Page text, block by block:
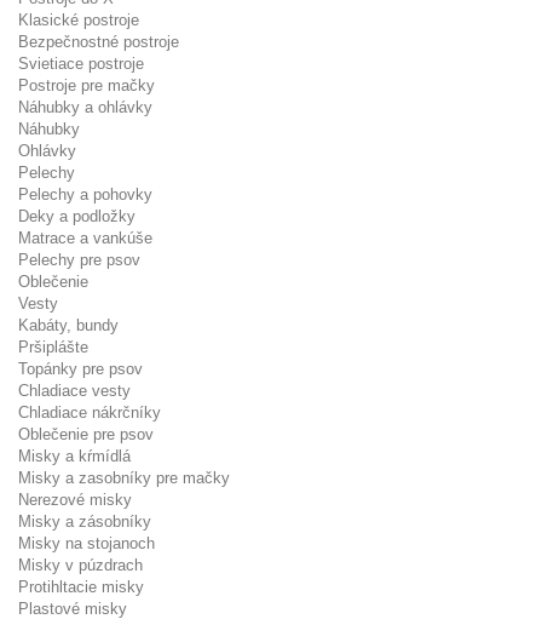
Klasické postroje
Bezpečnostné postroje
Svietiace postroje
Postroje pre mačky
Náhubky a ohlávky
Náhubky
Ohlávky
Pelechy
Pelechy a pohovky
Deky a podložky
Matrace a vankúše
Pelechy pre psov
Oblečenie
Vesty
Kabáty, bundy
Pršiplášte
Topánky pre psov
Chladiace vesty
Chladiace nákrčníky
Oblečenie pre psov
Misky a kŕmídlá
Misky a zasobníky pre mačky
Nerezové misky
Misky a zásobníky
Misky na stojanoch
Misky v púzdrach
Protihltacie misky
Plastové misky